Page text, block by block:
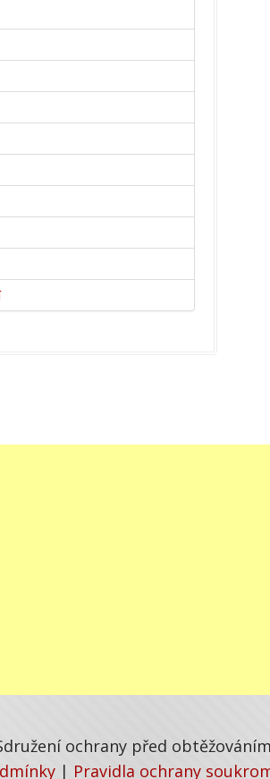
ochrany před
| Pravidla ochrany